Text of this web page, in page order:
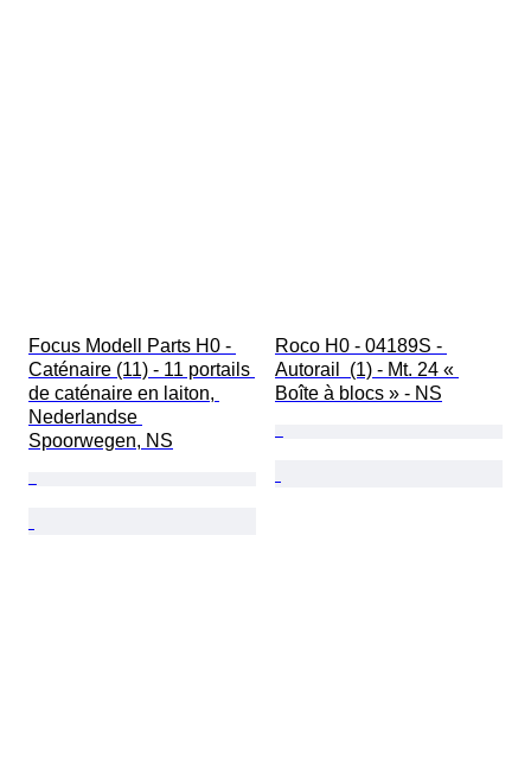
Focus Modell Parts H0 -
Caténaire (11) - 11 portails
de caténaire en laiton,
Nederlandse
Spoorwegen, NS
Roco H0 - 04189S -
Autorail  (1) - Mt. 24 «
Boîte à blocs » - NS